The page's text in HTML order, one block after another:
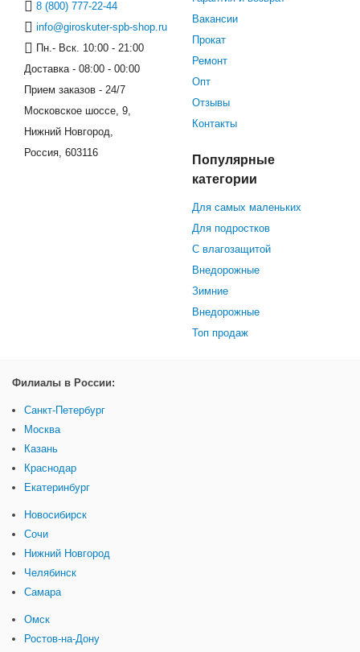
8 (800) 777-22-44
info@giroskuter-spb-shop.ru
Пн.- Вск. 10:00 - 21:00
Доставка - 08:00 - 00:00
Прием заказов - 24/7
Московское шоссе, 9,
Нижний Новгород,
Россия, 603116
Вакансии
Прокат
Ремонт
Опт
Отзывы
Контакты
Популярные
категории
Для самых маленьких
Для подростков
С влагозащитой
Внедорожные
Зимние
Внедорожные
Топ продаж
Филиалы в России:
Санкт-Петербург
Москва
Казань
Краснодар
Екатеринбург
Новосибирск
Сочи
Нижний Новгород
Челябинск
Самара
Омск
Ростов-на-Дону